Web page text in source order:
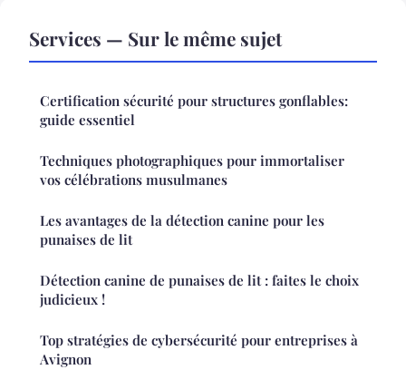
Services — Sur le même sujet
Certification sécurité pour structures gonflables:
guide essentiel
Techniques photographiques pour immortaliser
vos célébrations musulmanes
Les avantages de la détection canine pour les
punaises de lit
Détection canine de punaises de lit : faites le choix
judicieux !
Top stratégies de cybersécurité pour entreprises à
Avignon